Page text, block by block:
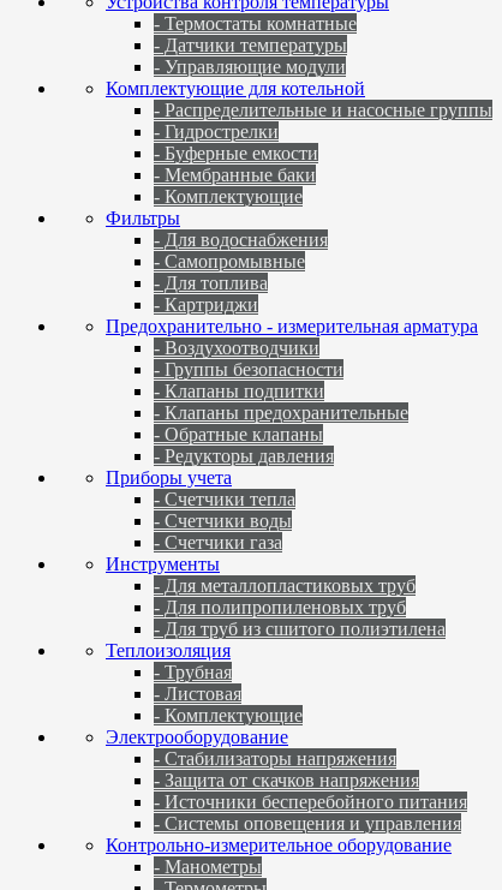
- Термостаты комнатные
- Датчики температуры
- Управляющие модули
Комплектующие для котельной
- Распределительные и насосные группы
- Гидрострелки
- Буферные емкости
- Мембранные баки
- Комплектующие
Фильтры
- Для водоснабжения
- Самопромывные
- Для топлива
- Картриджи
Предохранительно - измерительная арматура
- Воздухоотводчики
- Группы безопасности
- Клапаны подпитки
- Клапаны предохранительные
- Обратные клапаны
- Редукторы давления
Приборы учета
- Счетчики тепла
- Счетчики воды
- Счетчики газа
Инструменты
- Для металлопластиковых труб
- Для полипропиленовых труб
- Для труб из сшитого полиэтилена
Теплоизоляция
- Трубная
- Листовая
- Комплектующие
Электрооборудование
- Стабилизаторы напряжения
- Защита от скачков напряжения
- Источники бесперебойного питания
- Системы оповещения и управления
Контрольно-измерительное оборудование
- Манометры